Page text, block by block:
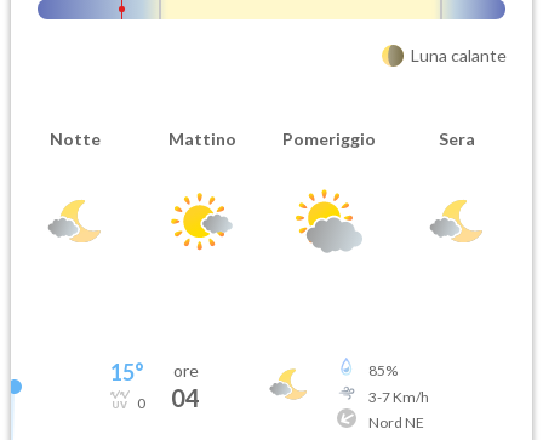
Luna calante
Notte Mattino Pomeriggio Sera
15°
0
ore
04
85%
3-7Km/h
Nord NE